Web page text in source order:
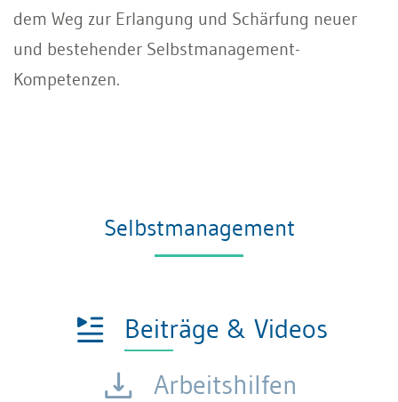
dem Weg zur Erlangung und Schärfung neuer
und bestehender Selbstmanagement-
Kompetenzen.
Selbstmanagement
Beiträge & Videos
Arbeitshilfen